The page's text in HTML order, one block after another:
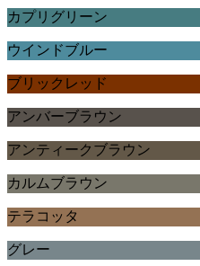
カプリグリーン
ウインドブルー
ブリックレッド
アンバーブラウン
アンティークブラウン
カルムブラウン
テラコッタ
グレー